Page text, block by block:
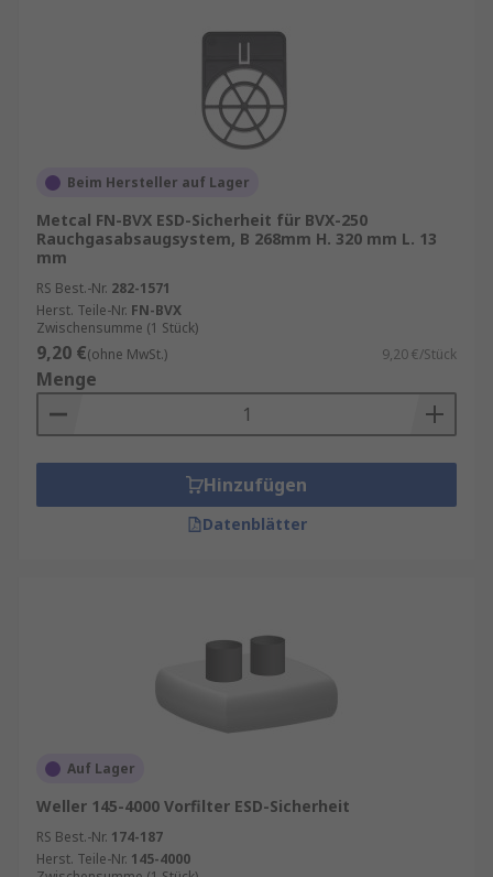
Beim Hersteller auf Lager
Metcal FN-BVX ESD-Sicherheit für BVX-250
Rauchgasabsaugsystem, B 268mm H. 320 mm L. 13
mm
RS Best.-Nr. 282-1571
Herst. Teile-Nr. FN-BVX
Zwischensumme (1 Stück)
9,20 €(ohne MwSt.) 9,20 €/Stück
Menge
Hinzufügen
Datenblätter
Auf Lager
Weller 145-4000 Vorfilter ESD-Sicherheit
RS Best.-Nr. 174-187
Herst. Teile-Nr. 145-4000